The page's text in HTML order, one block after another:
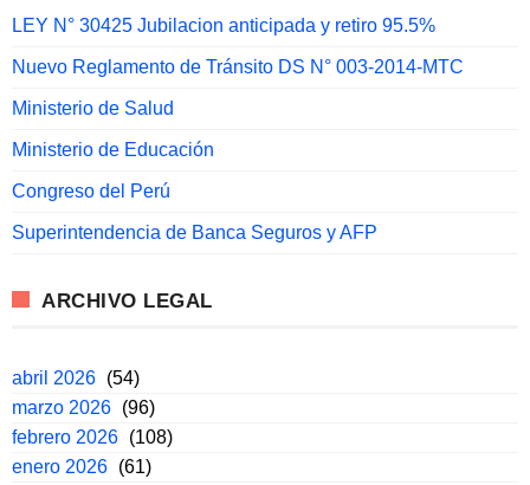
LEY N° 30425 Jubilacion anticipada y retiro 95.5%
Nuevo Reglamento de Tránsito DS N° 003-2014-MTC
Ministerio de Salud
Ministerio de Educación
Congreso del Perú
Superintendencia de Banca Seguros y AFP
ARCHIVO LEGAL
abril 2026 (54)
marzo 2026 (96)
febrero 2026 (108)
enero 2026 (61)